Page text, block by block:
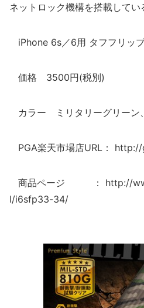
ネットロック機構を搭載してい
iPhone 6s／6用 タフフリッ
価格 3500円(税別)
カラー ミリタリーグリーン
PGA楽天市場店URL：
商品ページ ： http://
l/i6sfp33-34/